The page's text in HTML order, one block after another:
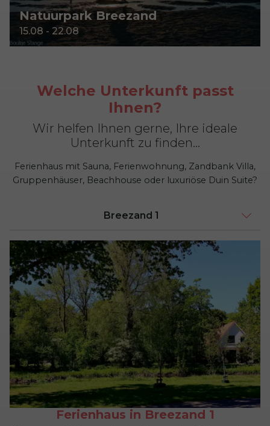
Natuurpark Breezand
15.08 - 22.08
Welche Unterkunft passt
Ihnen?
Wir helfen Ihnen gerne, Ihre ideale
Unterkunft zu finden…
Ferienhaus mit Sauna, Ferienwohnung, Zandbank Villa,
Gruppenhäuser, Beachhouse oder luxuriöse Duin Suite?
Breezand 1
Ferienhaus in Breezand 1